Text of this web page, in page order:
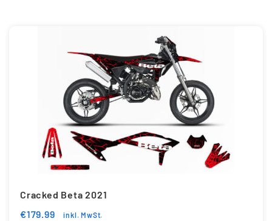
Cracked Beta 2021
€179.99 inkl. MwSt.